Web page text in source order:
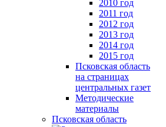
2010 год
2011 год
2012 год
2013 год
2014 год
2015 год
Псковская область
на страницах
центральных газет
Методические
материалы
Псковская область